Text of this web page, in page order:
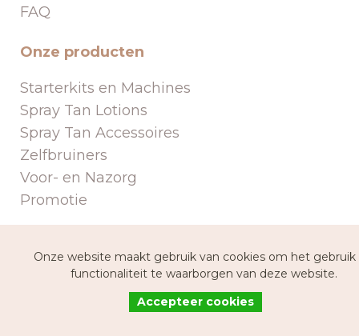
FAQ
Onze producten
Starterkits en Machines
Spray Tan Lotions
Spray Tan Accessoires
Zelfbruiners
Voor- en Nazorg
Promotie
Algemene Voorwaarden
Onze website maakt gebruik van cookies om het gebruik
functionaliteit te waarborgen van deze website.
Accepteer cookies